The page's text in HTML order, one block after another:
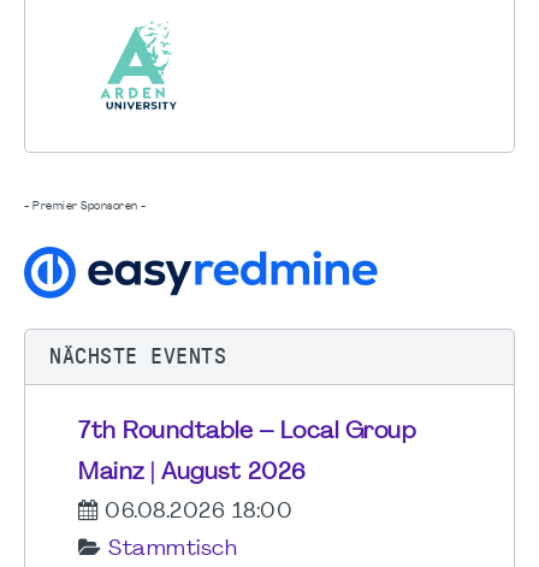
- Premier Sponsoren -
NÄCHSTE EVENTS
7th Roundtable – Local Group
Mainz | August 2026
06.08.2026 18:00
Stammtisch